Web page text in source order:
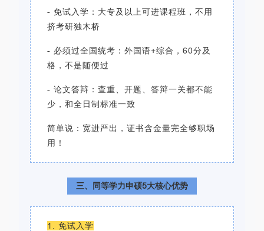
- 免试入学：大专及以上可进课程班，不用
挤考研独木桥
- 必须过全国统考：外国语+综合，60分及
格，不是随便过
- 论文答辩：查重、开题、答辩一关都不能
少，和全日制标准一致
简单说：宽进严出，证书含金量完全够职场
用！
三、同等学力申硕5大核心优势
1. 免试入学